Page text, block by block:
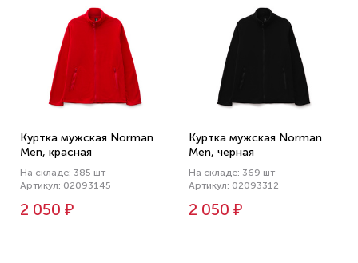
Куртка мужская Norman
Men, красная
На складе: 385 шт
Артикул: 02093145
2 050 ₽
Куртка мужская Norman
Men, черная
На складе: 369 шт
Артикул: 02093312
2 050 ₽